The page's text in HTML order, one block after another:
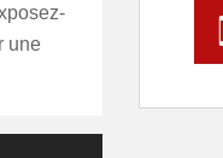
une